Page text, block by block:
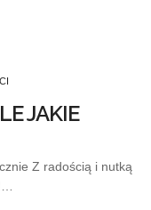
JAKIE
Z radością i nutką